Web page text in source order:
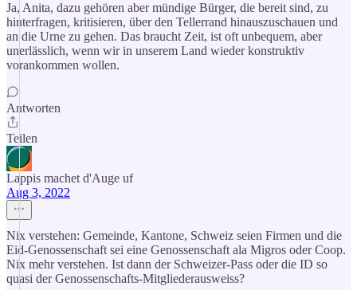
Ja, Anita, dazu gehören aber mündige Bürger, die bereit sind, zu
hinterfragen, kritisieren, über den Tellerrand hinauszuschauen und
an die Urne zu gehen. Das braucht Zeit, ist oft unbequem, aber
unerlässlich, wenn wir in unserem Land wieder konstruktiv
vorankommen wollen.
Antworten
Teilen
Lappis machet d'Auge uf
Aug 3, 2022
Nix verstehen: Gemeinde, Kantone, Schweiz seien Firmen und die
Eid-Genossenschaft sei eine Genossenschaft ala Migros oder Coop.
Nix mehr verstehen. Ist dann der Schweizer-Pass oder die ID so
quasi der Genossenschafts-Mitgliederausweiss?